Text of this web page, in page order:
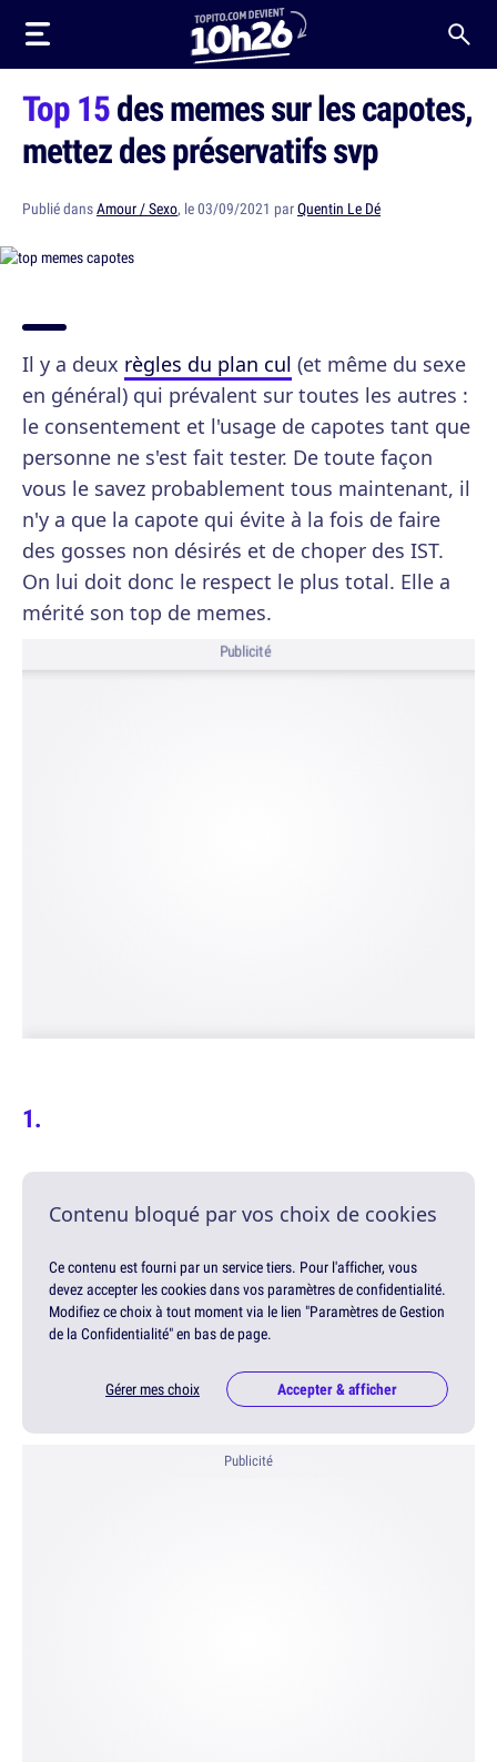
Top 15des memes sur les capotes,
mettez des préservatifs svp
Publié dansAmour / Sexo, le 03/09/2021 parQuentin Le Dé
Il y a deux règles du plan cul (et même du sexe
en général) qui prévalent sur toutes les autres :
le consentement et l'usage de capotes tant que
personne ne s'est fait tester. De toute façon
vous le savez probablement tous maintenant, il
n'y a que la capote qui évite à la fois de faire
des gosses non désirés et de choper des IST.
On lui doit donc le respect le plus total. Elle a
mérité son top de memes.
Publicité
Contenu bloqué par vos choix de cookies
Ce contenu est fourni par un service tiers. Pour l'afficher, vous
devez accepter les cookies dans vos paramètres de confidentialité.
Modifiez ce choix à tout moment via le lien "Paramètres de Gestion
de la Confidentialité" en bas de page.
Gérer mes choix Accepter & afficher
Publicité